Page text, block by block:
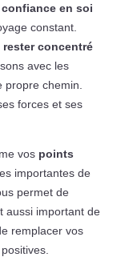
confiance en soi
constant.
rester concentré
avec les
chemin.
forces et ses
vos points
importantes de
permet de
aussi important de
remplacer vos